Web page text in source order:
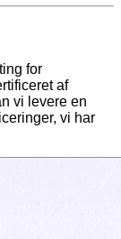
for
af
vi levere en
vi har